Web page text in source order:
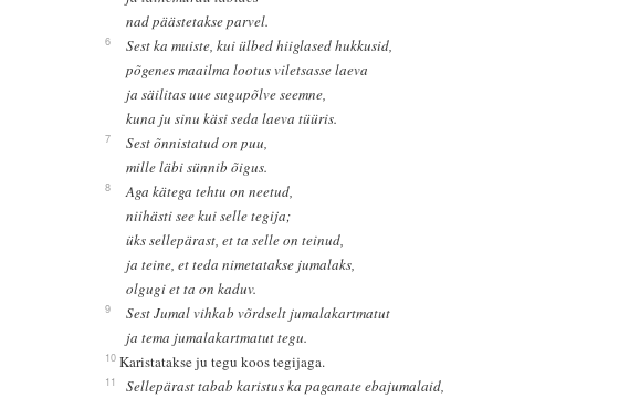
nad päästetakse parvel.
6
Sest ka muiste, kui ülbed hiiglased hukkusid,
põgenes maailma lootus viletsasse laeva
ja säilitas uue sugupõlve seemne,
kuna ju sinu käsi seda laeva tüüris.
7
Sest õnnistatud on puu,
mille läbi sünnib õigus.
8
Aga kätega tehtu on neetud,
niihästi see kui selle tegija;
üks sellepärast, et ta selle on teinud,
ja teine, et teda nimetatakse jumalaks,
olgugi et ta on kaduv.
9
Sest Jumal vihkab võrdselt jumalakartmatut
ja tema jumalakartmatut tegu.
10 Karistatakse ju tegu koos tegijaga.
11
Sellepärast tabab karistus ka paganate ebajumalaid,